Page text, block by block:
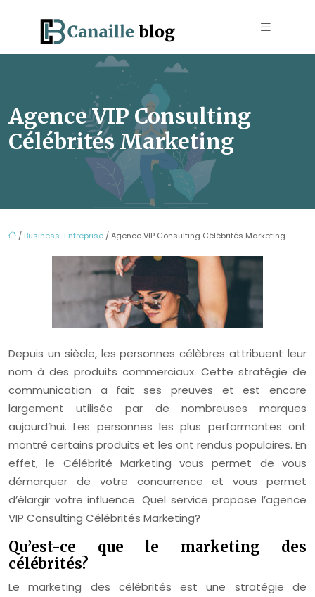
Agence VIP Consulting
Célébrités Marketing
/ Business-Entreprise / Agence VIP Consulting Célébrités Marketing
Depuis un siècle, les personnes célèbres attribuent leur
nom à des produits commerciaux. Cette stratégie de
communication a fait ses preuves et est encore
largement utilisée par de nombreuses marques
aujourd’hui. Les personnes les plus performantes ont
montré certains produits et les ont rendus populaires. En
effet, le Célébrité Marketing vous permet de vous
démarquer de votre concurrence et vous permet
d’élargir votre influence. Quel service propose l’agence
VIP Consulting Célébrités Marketing?
Qu’est-ce que le marketing des
célébrités?
Le marketing des célébrités est une stratégie de